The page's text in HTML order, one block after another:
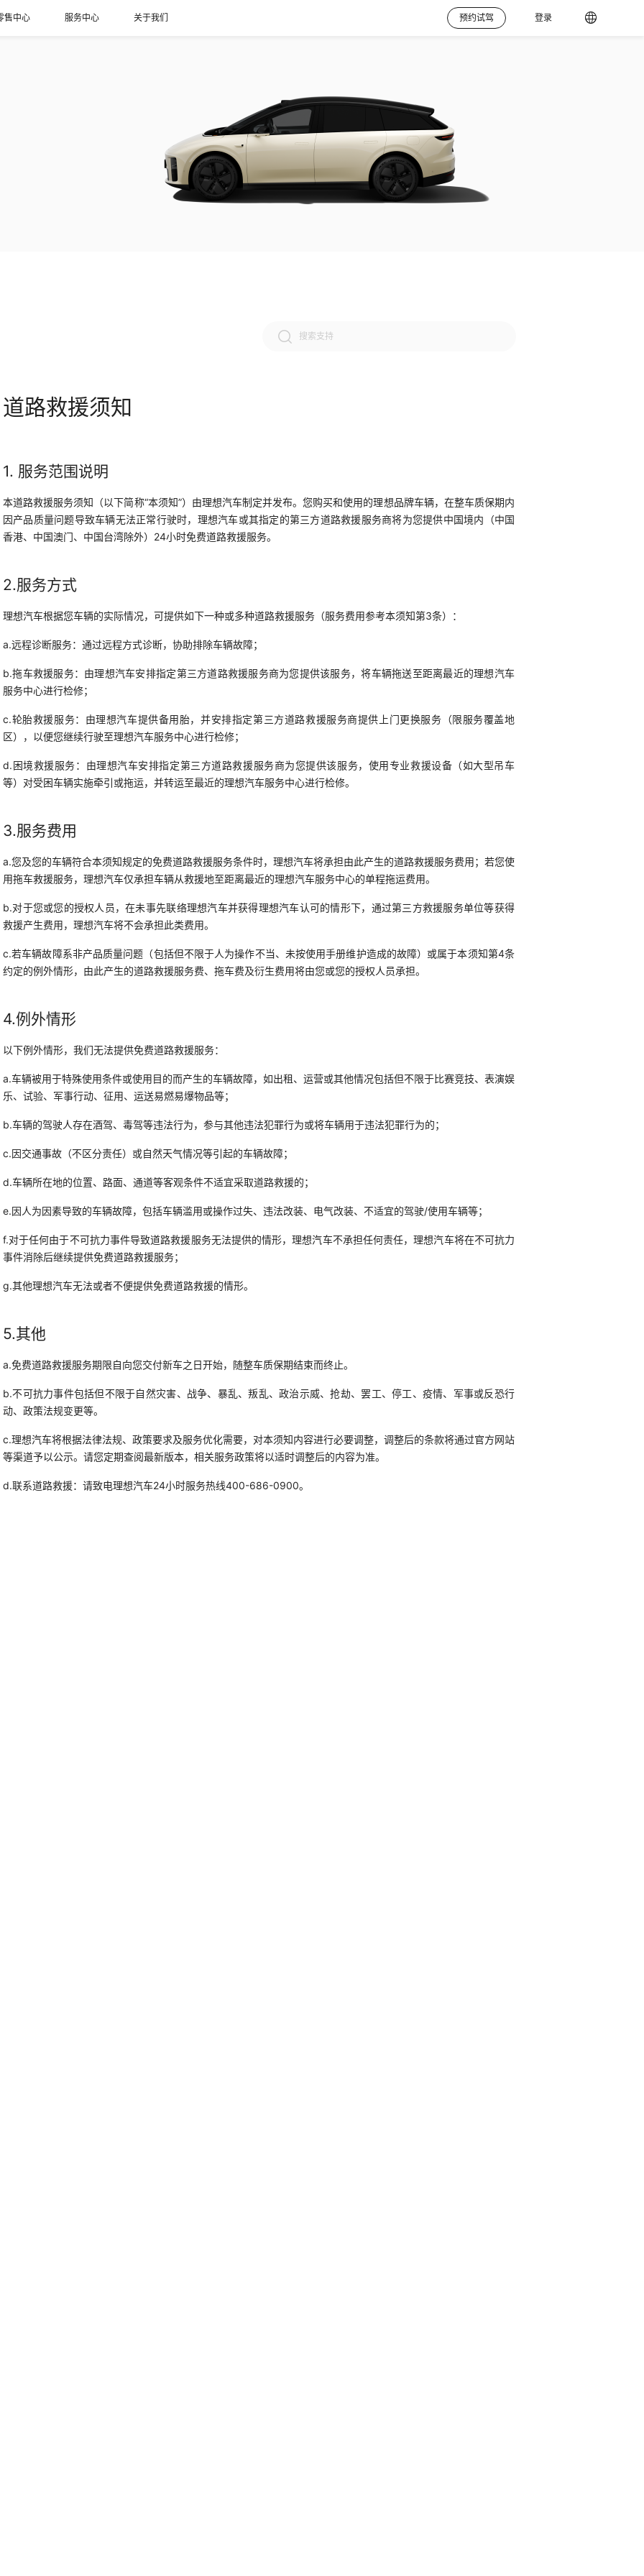
售中心 服务中心 关于我们 预约试驾 登录
道路救援须知
1. 服务范围说明
本道路救援服务须知（以下简称“本须知”）由理想汽车制定并发布。您购买和使用的理想品牌车辆，在整车质保期内
因产品质量问题导致车辆无法正常行驶时，理想汽车或其指定的第三方道路救援服务商将为您提供中国境内（中国
香港、中国澳门、中国台湾除外）24小时免费道路救援服务。
2.服务方式
理想汽车根据您车辆的实际情况，可提供如下一种或多种道路救援服务（服务费用参考本须知第3条）：
a.远程诊断服务：通过远程方式诊断，协助排除车辆故障；
b.拖车救援服务：由理想汽车安排指定第三方道路救援服务商为您提供该服务，将车辆拖送至距离最近的理想汽车
服务中心进行检修；
c.轮胎救援服务：由理想汽车提供备用胎，并安排指定第三方道路救援服务商提供上门更换服务（限服务覆盖地
区），以便您继续行驶至理想汽车服务中心进行检修；
d.困境救援服务：由理想汽车安排指定第三方道路救援服务商为您提供该服务，使用专业救援设备（如大型吊车
等）对受困车辆实施牵引或拖运，并转运至最近的理想汽车服务中心进行检修。
3.服务费用
a.您及您的车辆符合本须知规定的免费道路救援服务条件时，理想汽车将承担由此产生的道路救援服务费用；若您使
用拖车救援服务，理想汽车仅承担车辆从救援地至距离最近的理想汽车服务中心的单程拖运费用。
b.对于您或您的授权人员，在未事先联络理想汽车并获得理想汽车认可的情形下，通过第三方救援服务单位等获得
救援产生费用，理想汽车将不会承担此类费用。
c.若车辆故障系非产品质量问题（包括但不限于人为操作不当、未按使用手册维护造成的故障）或属于本须知第4条
约定的例外情形，由此产生的道路救援服务费、拖车费及衍生费用将由您或您的授权人员承担。
4.例外情形
以下例外情形，我们无法提供免费道路救援服务：
a.车辆被用于特殊使用条件或使用目的而产生的车辆故障，如出租、运营或其他情况包括但不限于比赛竞技、表演娱
乐、试验、军事行动、征用、运送易燃易爆物品等；
b.车辆的驾驶人存在酒驾、毒驾等违法行为，参与其他违法犯罪行为或将车辆用于违法犯罪行为的；
c.因交通事故（不区分责任）或自然天气情况等引起的车辆故障；
d.车辆所在地的位置、路面、通道等客观条件不适宜采取道路救援的；
e.因人为因素导致的车辆故障，包括车辆滥用或操作过失、违法改装、电气改装、不适宜的驾驶/使用车辆等；
f.对于任何由于不可抗力事件导致道路救援服务无法提供的情形，理想汽车不承担任何责任，理想汽车将在不可抗力
事件消除后继续提供免费道路救援服务；
g.其他理想汽车无法或者不便提供免费道路救援的情形。
5.其他
a.免费道路救援服务期限自向您交付新车之日开始，随整车质保期结束而终止。
b.不可抗力事件包括但不限于自然灾害、战争、暴乱、叛乱、政治示威、抢劫、罢工、停工、疫情、军事或反恐行
动、政策法规变更等。
c.理想汽车将根据法律法规、政策要求及服务优化需要，对本须知内容进行必要调整，调整后的条款将通过官方网站
等渠道予以公示。请您定期查阅最新版本，相关服务政策将以适时调整后的内容为准。
d.联系道路救援：请致电理想汽车24小时服务热线400-686-0900。